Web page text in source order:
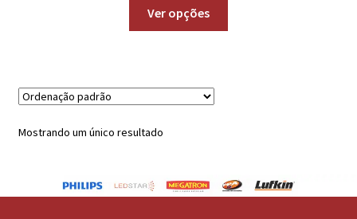
Ver opções
Mostrando um único resultado